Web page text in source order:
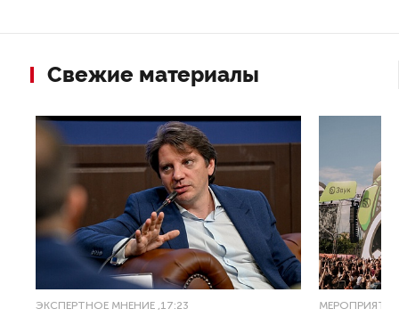
Свежие материалы
ЭКСПЕРТНОЕ МНЕНИЕ ,17:23 МЕРОПРИЯТИЯ